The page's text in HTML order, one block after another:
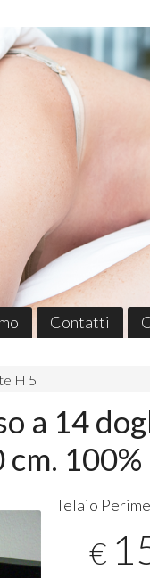
Contatti
H 5
a 14
Telaio
€